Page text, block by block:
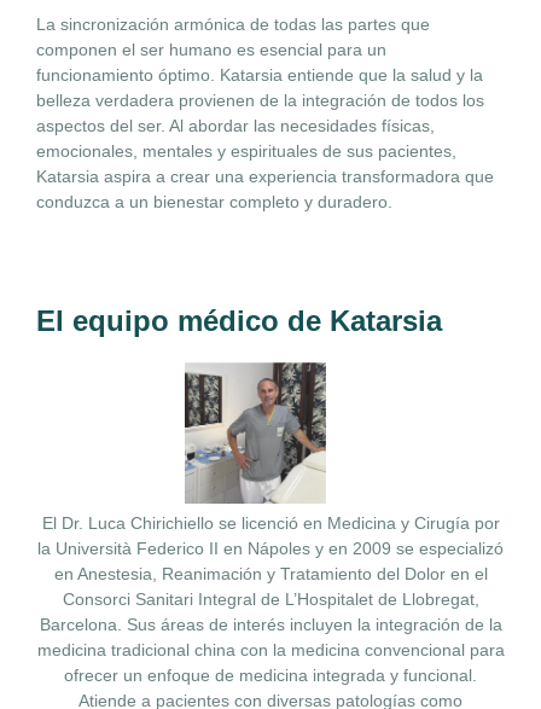
La sincronización armónica de todas las partes que
componen el ser humano es esencial para un
funcionamiento óptimo. Katarsia entiende que la salud y la
belleza verdadera provienen de la integración de todos los
aspectos del ser. Al abordar las necesidades físicas,
emocionales, mentales y espirituales de sus pacientes,
Katarsia aspira a crear una experiencia transformadora que
conduzca a un bienestar completo y duradero.
El equipo médico de Katarsia
El Dr. Luca Chirichiello se licenció en Medicina y Cirugía por
la Università Federico II en Nápoles y en 2009 se especializó
en Anestesia, Reanimación y Tratamiento del Dolor en el
Consorci Sanitari Integral de L’Hospitalet de Llobregat,
Barcelona. Sus áreas de interés incluyen la integración de la
medicina tradicional china con la medicina convencional para
ofrecer un enfoque de medicina integrada y funcional.
Atiende a pacientes con diversas patologías como